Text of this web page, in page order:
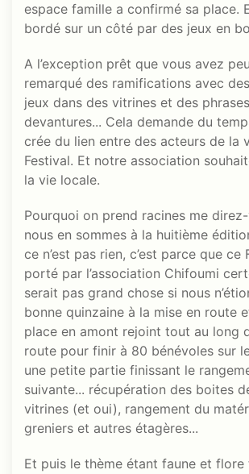
espace famille a confirmé sa place.
bordé sur un côté par des jeux en
A l’exception prêt que vous avez
remarqué des ramifications avec
jeux dans des vitrines et des
devantures... Cela demande du
crée du lien entre des acteurs de la
Festival. Et notre association
la vie locale.
Pourquoi on prend racines me
nous en sommes à la huitième
ce n’est pas rien, c’est parce que ce
porté par l’association Chifoumi
serait pas grand chose si nous
bonne quinzaine à la mise en route
place en amont rejoint tout au long
route pour finir à 80 bénévoles sur
une petite partie finissant le
suivante... récupération des boites
vitrines (et oui), rangement du
greniers et autres étagères...
Et puis le thème étant faune et flore